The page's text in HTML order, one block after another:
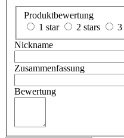
Produktbewertung
1 star
2 stars 3
Nickname
Zusammenfassung
Bewertung